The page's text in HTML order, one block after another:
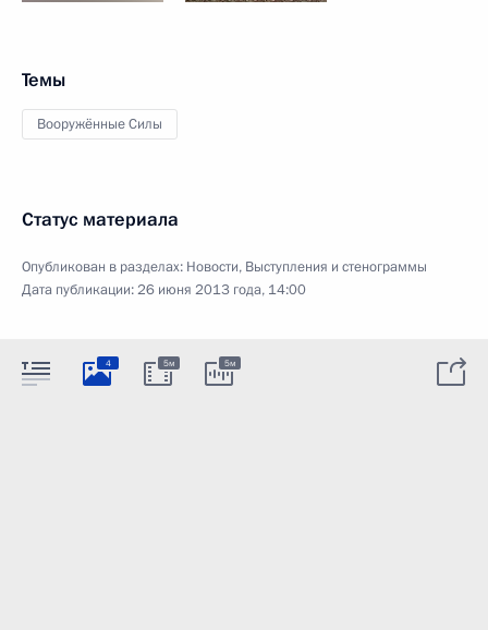
Темы
Вооружённые Силы
Статус материала
Опубликован в разделах: Новости, Выступления и стенограммы
Дата публикации:26 июня 2013 года, 14:00
4 5м 5м